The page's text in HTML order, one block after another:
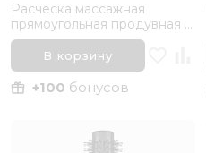
Расческа массажная
прямоугольная продувная с
нейлоновыми зубчиками 11
рядов BRUAR BLOW
В корзину
+100 бонусов